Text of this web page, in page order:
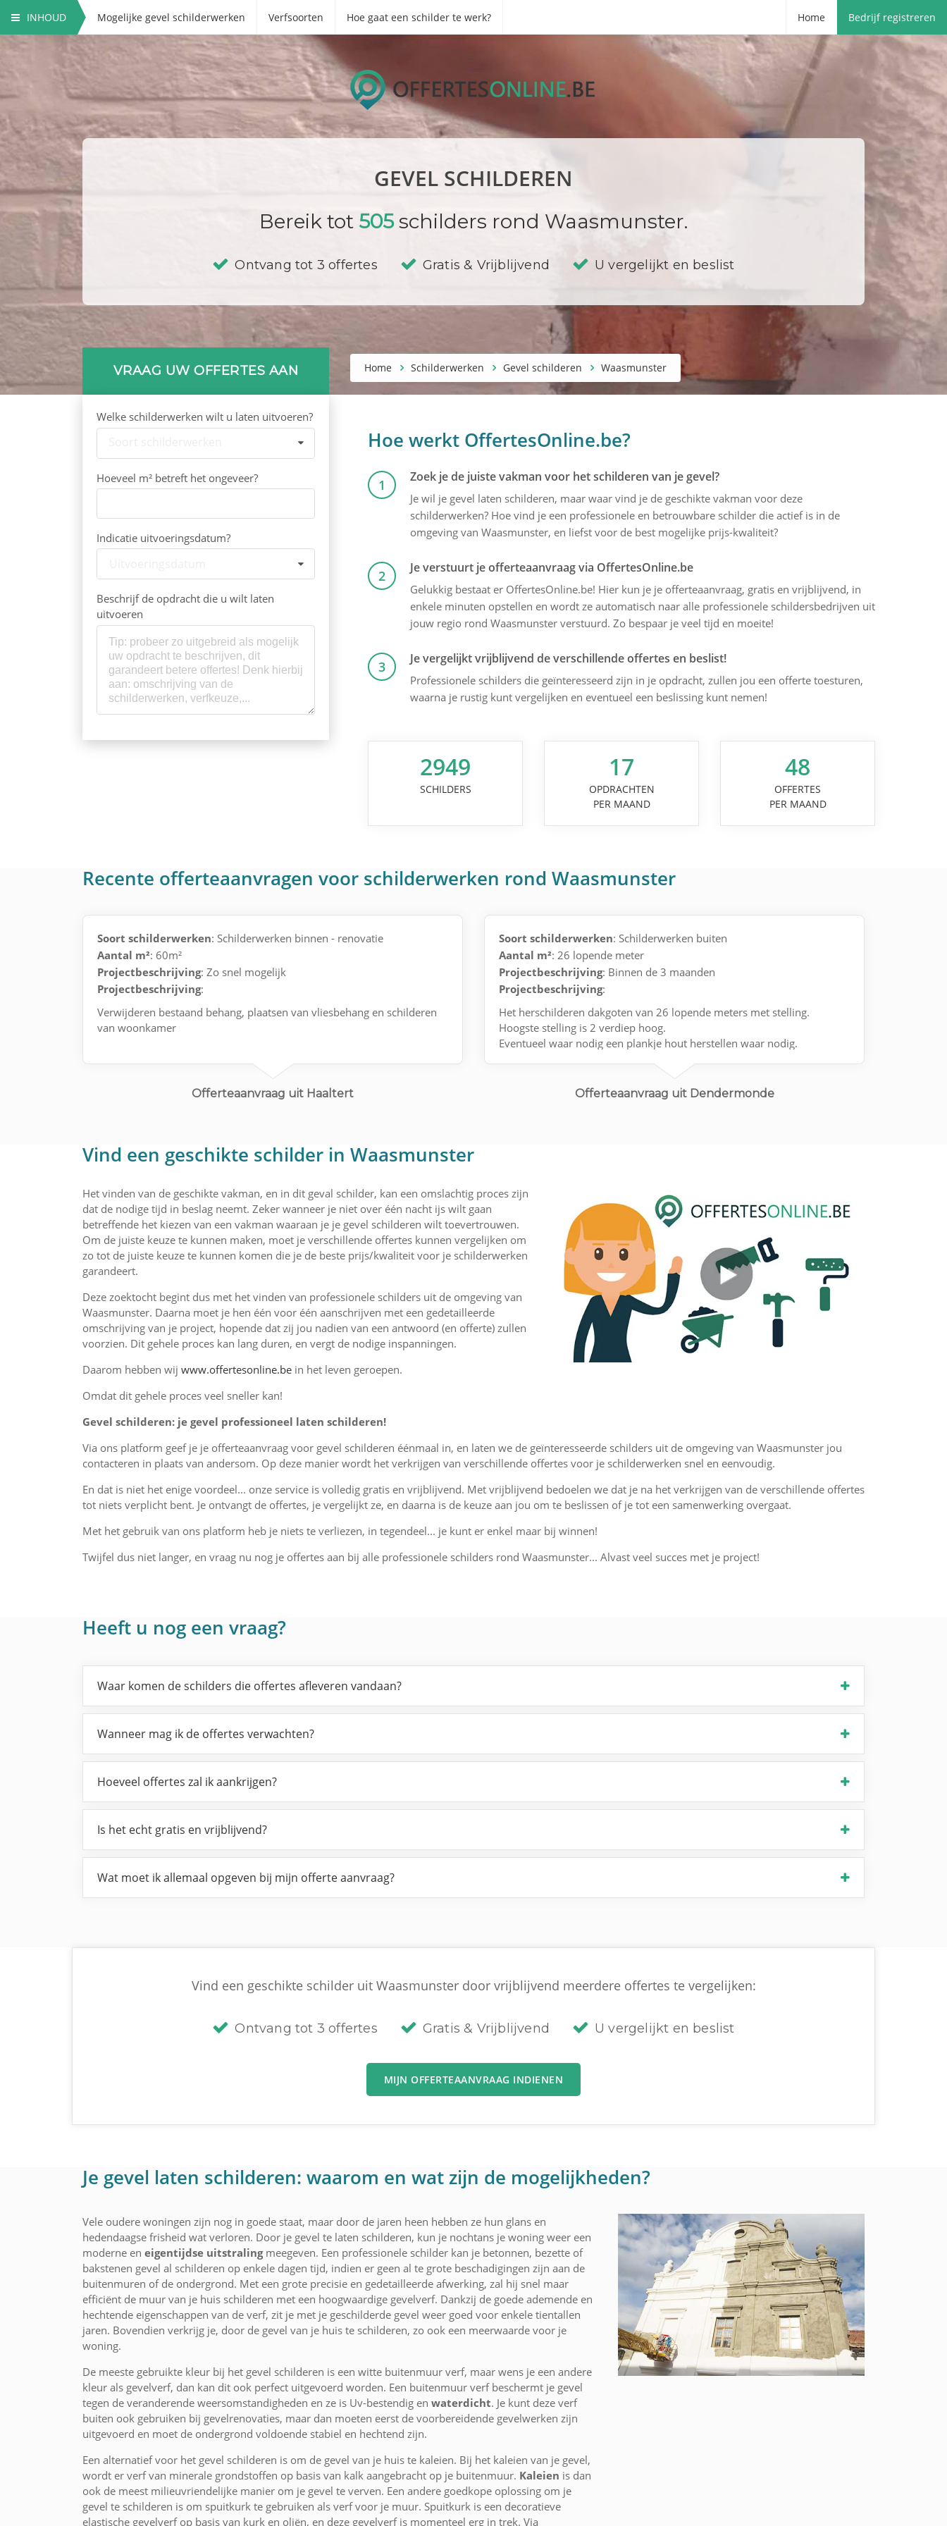
INHOUD Mogelijke gevel schilderwerken Verfsoorten Hoe gaat een schilder te werk? Home Bedrijf registreren
GEVEL SCHILDEREN
Bereik tot 505schilders rond Waasmunster.
Ontvang tot 3 offertes Gratis & Vrijblijvend U vergelijkt en beslist
Home Schilderwerken Gevel schilderen Waasmunster
VRAAG UW OFFERTES AAN
Welke schilderwerken wilt u laten uitvoeren?
Hoeveel m² betreft het ongeveer?
Indicatie uitvoeringsdatum?
Beschrijf de opdracht die u wilt laten
uitvoeren
Hoe werkt OffertesOnline.be?
1 Zoek je de juiste vakman voor het schilderen van je gevel?
Je wil je gevel laten schilderen, maar waar vind je de geschikte vakman voor deze
schilderwerken? Hoe vind je een professionele en betrouwbare schilder die actief is in de
omgeving van Waasmunster, en liefst voor de best mogelijke prijs-kwaliteit?
2 Je verstuurt je offerteaanvraag via OffertesOnline.be
Gelukkig bestaat er OffertesOnline.be! Hier kun je je offerteaanvraag, gratis en vrijblijvend, in
enkele minuten opstellen en wordt ze automatisch naar alle professionele schildersbedrijven uit
jouw regio rond Waasmunster verstuurd. Zo bespaar je veel tijd en moeite!
3 Je vergelijkt vrijblijvend de verschillende offertes en beslist!
Professionele schilders die geïnteresseerd zijn in je opdracht, zullen jou een offerte toesturen,
waarna je rustig kunt vergelijken en eventueel een beslissing kunt nemen!
2949
SCHILDERS
17
OPDRACHTEN
PER MAAND
48
OFFERTES
PER MAAND
Recente offerteaanvragen voor schilderwerken rond Waasmunster
Soort schilderwerken: Schilderwerken binnen - renovatie
Aantal m²: 60m²
Projectbeschrijving: Zo snel mogelijk
Projectbeschrijving:
Verwijderen bestaand behang, plaatsen van vliesbehang en schilderen
van woonkamer
Offerteaanvraag uit Haaltert
Soort schilderwerken: Schilderwerken buiten
Aantal m²: 26 lopende meter
Projectbeschrijving: Binnen de 3 maanden
Projectbeschrijving:
Het herschilderen dakgoten van 26 lopende meters met stelling.
Hoogste stelling is 2 verdiep hoog.
Eventueel waar nodig een plankje hout herstellen waar nodig.
Offerteaanvraag uit Dendermonde
Vind een geschikte schilder in Waasmunster
Het vinden van de geschikte vakman, en in dit geval schilder, kan een omslachtig proces zijn
dat de nodige tijd in beslag neemt. Zeker wanneer je niet over één nacht ijs wilt gaan
betreffende het kiezen van een vakman waaraan je je gevel schilderen wilt toevertrouwen.
Om de juiste keuze te kunnen maken, moet je verschillende offertes kunnen vergelijken om
zo tot de juiste keuze te kunnen komen die je de beste prijs/kwaliteit voor je schilderwerken
garandeert.
Deze zoektocht begint dus met het vinden van professionele schilders uit de omgeving van
Waasmunster. Daarna moet je hen één voor één aanschrijven met een gedetailleerde
omschrijving van je project, hopende dat zij jou nadien van een antwoord (en offerte) zullen
voorzien. Dit gehele proces kan lang duren, en vergt de nodige inspanningen.
Daarom hebben wij www.offertesonline.be in het leven geroepen.
Omdat dit gehele proces veel sneller kan!
Gevel schilderen: je gevel professioneel laten schilderen!
Via ons platform geef je je offerteaanvraag voor gevel schilderen éénmaal in, en laten we de geïnteresseerde schilders uit de omgeving van Waasmunster jou
contacteren in plaats van andersom. Op deze manier wordt het verkrijgen van verschillende offertes voor je schilderwerken snel en eenvoudig.
En dat is niet het enige voordeel... onze service is volledig gratis en vrijblijvend. Met vrijblijvend bedoelen we dat je na het verkrijgen van de verschillende offertes
tot niets verplicht bent. Je ontvangt de offertes, je vergelijkt ze, en daarna is de keuze aan jou om te beslissen of je tot een samenwerking overgaat.
Met het gebruik van ons platform heb je niets te verliezen, in tegendeel... je kunt er enkel maar bij winnen!
Twijfel dus niet langer, en vraag nu nog je offertes aan bij alle professionele schilders rond Waasmunster... Alvast veel succes met je project!
Heeft u nog een vraag?
Waar komen de schilders die offertes afleveren vandaan?
Wanneer mag ik de offertes verwachten?
Hoeveel offertes zal ik aankrijgen?
Is het echt gratis en vrijblijvend?
Wat moet ik allemaal opgeven bij mijn offerte aanvraag?
Vind een geschikte schilder uit Waasmunster door vrijblijvend meerdere offertes te vergelijken:
Ontvang tot 3 offertes Gratis & Vrijblijvend U vergelijkt en beslist
MIJN OFFERTEAANVRAAG INDIENEN
Je gevel laten schilderen: waarom en wat zijn de mogelijkheden?
Vele oudere woningen zijn nog in goede staat, maar door de jaren heen hebben ze hun glans en
hedendaagse frisheid wat verloren. Door je gevel te laten schilderen, kun je nochtans je woning weer een
moderne en eigentijdse uitstralingmeegeven. Een professionele schilder kan je betonnen, bezette of
bakstenen gevel al schilderen op enkele dagen tijd, indien er geen al te grote beschadigingen zijn aan de
buitenmuren of de ondergrond. Met een grote precisie en gedetailleerde afwerking, zal hij snel maar
efficiënt de muur van je huis schilderen met een hoogwaardige gevelverf. Dankzij de goede ademende en
hechtende eigenschappen van de verf, zit je met je geschilderde gevel weer goed voor enkele tientallen
jaren. Bovendien verkrijg je, door de gevel van je huis te schilderen, zo ook een meerwaarde voor je
woning.
De meeste gebruikte kleur bij het gevel schilderen is een witte buitenmuur verf, maar wens je een andere
kleur als gevelverf, dan kan dit ook perfect uitgevoerd worden. Een buitenmuur verf beschermt je gevel
tegen de veranderende weersomstandigheden en ze is Uv-bestendig en waterdicht. Je kunt deze verf
buiten ook gebruiken bij gevelrenovaties, maar dan moeten eerst de voorbereidende gevelwerken zijn
uitgevoerd en moet de ondergrond voldoende stabiel en hechtend zijn.
Een alternatief voor het gevel schilderen is om de gevel van je huis te kaleien. Bij het kaleien van je gevel,
wordt er verf van minerale grondstoffen op basis van kalk aangebracht op je buitenmuur. Kaleien is dan
ook de meest milieuvriendelijke manier om je gevel te verven. Een andere goedkope oplossing om je
gevel te schilderen is om spuitkurk te gebruiken als verf voor je muur. Spuitkurk is een decoratieve
elastische gevelverf op basis van kurk en oliën, en deze gevelverf is momenteel erg in trek. Via